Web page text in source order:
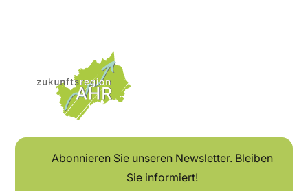
Abonnieren Sie unseren Newsletter. Bleiben
Sie informiert!